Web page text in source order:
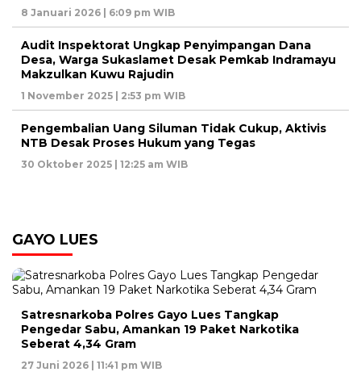
8 Januari 2026 | 6:09 pm WIB
Audit Inspektorat Ungkap Penyimpangan Dana
Desa, Warga Sukaslamet Desak Pemkab Indramayu
Makzulkan Kuwu Rajudin
1 November 2025 | 2:53 pm WIB
Pengembalian Uang Siluman Tidak Cukup, Aktivis
NTB Desak Proses Hukum yang Tegas
30 Oktober 2025 | 12:25 am WIB
GAYO LUES
Satresnarkoba Polres Gayo Lues Tangkap
Pengedar Sabu, Amankan 19 Paket Narkotika
Seberat 4,34 Gram
27 Juni 2026 | 11:41 pm WIB